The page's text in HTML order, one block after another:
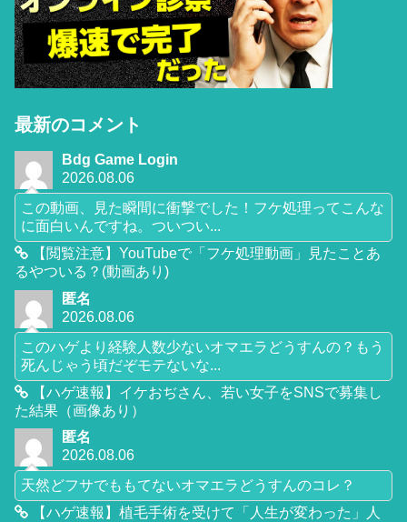
最新のコメント
Bdg Game Login
2026.08.06
この動画、見た瞬間に衝撃でした！フケ処理ってこんな
に面白いんですね。ついつい...
【閲覧注意】YouTubeで「フケ処理動画」見たことあ
るやついる？(動画あり)
匿名
2026.08.06
このハゲより経験人数少ないオマエラどうすんの？もう
死んじゃう頃だぞモテないな...
【ハゲ速報】イケおぢさん、若い女子をSNSで募集し
た結果（画像あり）
匿名
2026.08.06
天然どフサでももてないオマエラどうすんのコレ？
【ハゲ速報】植毛手術を受けて「人生が変わった」人